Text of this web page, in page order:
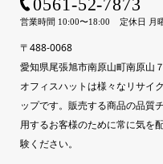
〒488-0068
愛知県尾張旭市南原山町南原山
オフィスハットは様々なリサイ
ップです。販売する商品の品質
用するお客様のために常に気を
験ください。